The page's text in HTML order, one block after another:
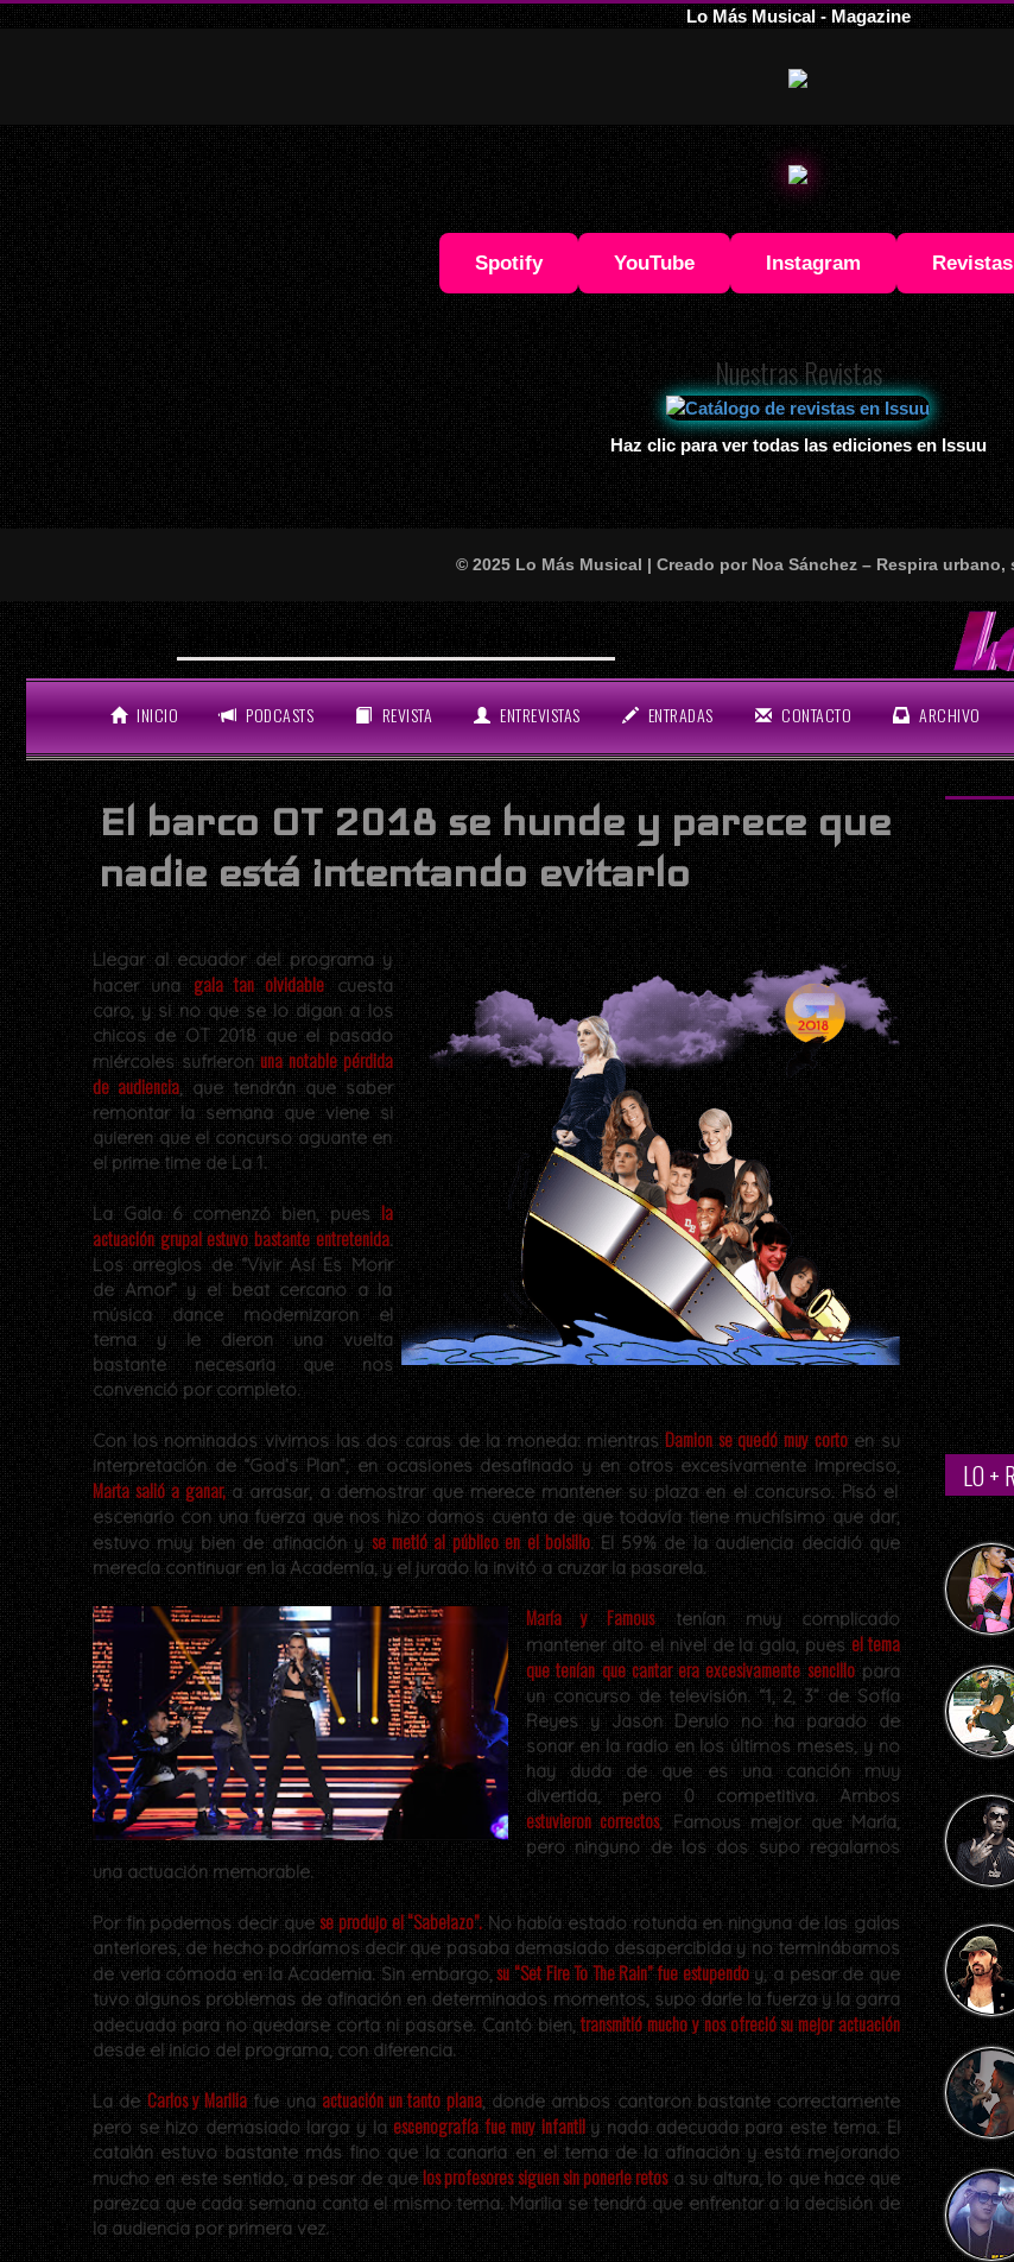
Lo Más Musical - Magazine
Spotify YouTube Instagram
Nuestras Revistas
Haz clic para ver todas las ediciones en Issuu
© 2025 Lo Más Musical | Creado por Noa Sánchez – Respira urbano,
LO ÚLTIMO Will Smi
INICIO PODCASTS REVISTA ENTREVISTAS ENTRADAS CONTACTO ARCHIVO
El barco OT 2018 se hunde y parece que
nadie está intentando evitarlo
Llegar al ecuador del programa y
hacer unagala tan olvidablecuesta
caro, y si no que se lo digan a los
chicos de OT 2018 que el pasado
miércoles sufrieronuna notable pérdida
de audiencia, que tendrán que saber
remontar la semana que viene si
quieren que el concurso aguante en
el prime time de La 1.
La Gala 6 comenzó bien, puesla
actuación grupal estuvo bastante entretenida.
Los arreglos de “Vivir Así Es Morir
de Amor” y el beat cercano a la
música dance modernizaron el
tema y le dieron una vuelta
bastante necesaria que nos
convenció por completo.
Con los nominados vivimos las dos caras de la moneda: mientrasDamion se quedó muy cortoen su
interpretación de “God’s Plan”, en ocasiones desafinado y en otros excesivamente impreciso,
Marta salió a ganar,a arrasar, a demostrar que merece mantener su plaza en el concurso. Pisó el
escenario con una fuerza que nos hizo darnos cuenta de que todavía tiene muchísimo que dar,
estuvo muy bien de afinación yse metió al público en el bolsillo. El 59% de la audiencia decidió que
merecía continuar en la Academia, y el jurado la invitó a cruzar la pasarela.
María y Famoustenían muy complicado
mantener alto el nivel de la gala, puesel tema
que tenían que cantar era excesivamente sencillopara
un concurso de televisión. “1, 2, 3” de Sofía
Reyes y Jason Derulo no ha parado de
sonar en la radio en los últimos meses, y no
hay duda de que es una canción muy
divertida, pero 0 competitiva. Ambos
estuvieron correctos, Famous mejor que María,
pero ninguno de los dos supo regalarnos
una actuación memorable.
Por fin podemos decir quese produjo el “Sabelazo”.No había estado rotunda en ninguna de las galas
anteriores, de hecho podríamos decir que pasaba demasiado desapercibida y no terminábamos
de verla cómoda en la Academia. Sin embargo,su “Set Fire To The Rain” fue estupendoy, a pesar de que
tuvo algunos problemas de afinación en determinados momentos, supo darle la fuerza y la garra
adecuada para no quedarse corta ni pasarse. Cantó bien,transmitió mucho y nos ofreció su mejor actuación
desde el inicio del programa, con diferencia.
La deCarlos y Mariliafue unaactuación un tanto plana, donde ambos cantaron bastante correctamente
pero se hizo demasiado larga y laescenografía fue muy infantily nada adecuada para este tema. El
catalán estuvo bastante más fino que la canaria en el tema de la afinación y está mejorando
mucho en este sentido, a pesar de quelos profesores siguen sin ponerle retosa su altura, lo que hace que
parezca que cada semana canta el mismo tema. Marilia se tendrá que enfrentar a la decisión de
la audiencia por primera vez.
LO +